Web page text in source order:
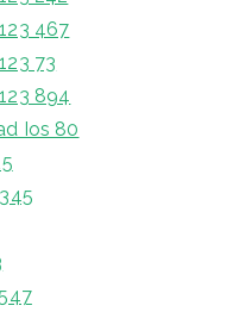
467
73
894
Ios 80